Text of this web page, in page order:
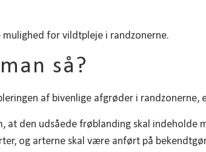
mulighed for vildtpleje i randzonerne.
så?
af bivenlige afgrøder i randzonerne,
at den udsåede frøblanding skal indeholde
og arterne skal være anført på